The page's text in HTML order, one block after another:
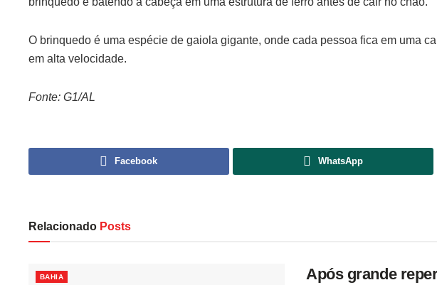
O brinquedo é uma espécie de gaiola gigante, onde cada pessoa fica em uma
em alta velocidade.
Fonte: G1/AL
Facebook WhatsApp
Relacionado Posts
BAHIA
Após grande